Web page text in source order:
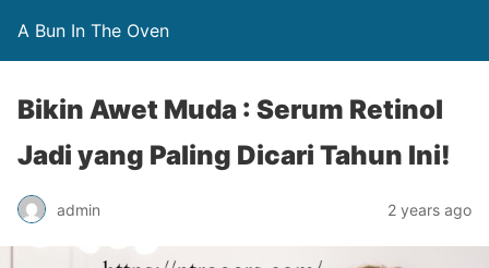
A Bun In The Oven
Bikin Awet Muda : Serum Retinol
Jadi yang Paling Dicari Tahun Ini!
admin 2 years ago